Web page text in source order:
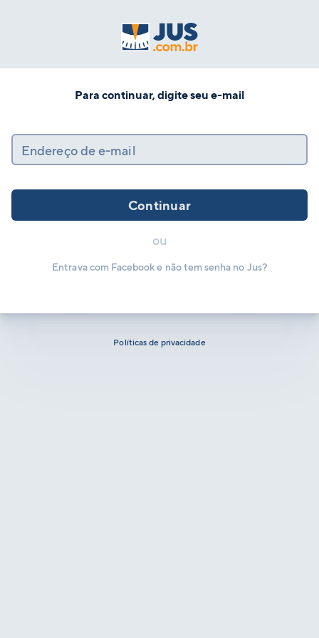
Para continuar, digite seu e-mail
Endereço de e-mail
Continuar
ou
Entrava com Facebook e não tem senha no Jus?
Políticas de privacidade